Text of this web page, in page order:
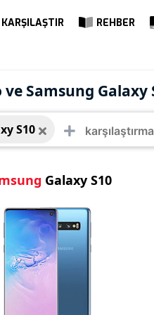
REHBER
Samsung Galaxy
S10
Galaxy S10
Galaxy S10